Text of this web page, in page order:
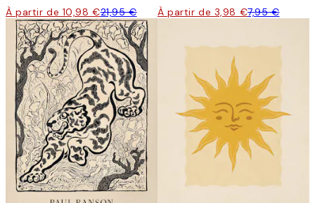
À partir de 10,98 €21,95 € À partir de 3,98 €7,95 €